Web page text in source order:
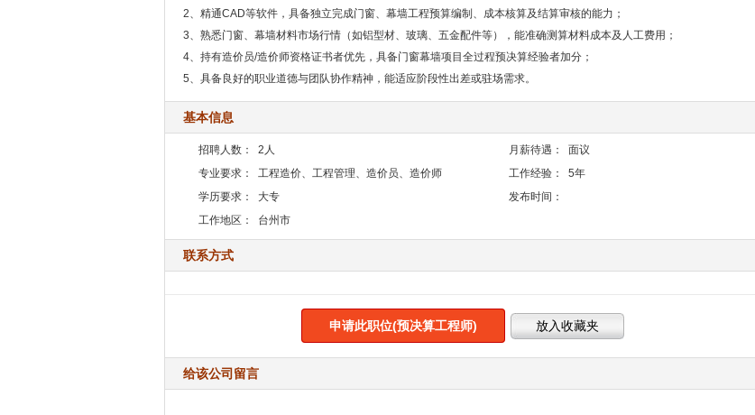
2、精通CAD等软件，具备独立完成门窗、幕墙工程预算编制、成本核算及结算审核的能力；
3、熟悉门窗、幕墙材料市场行情（如铝型材、玻璃、五金配件等），能准确测算材料成本及人工费用；
4、持有造价员/造价师资格证书者优先，具备门窗幕墙项目全过程预决算经验者加分；
5、具备良好的职业道德与团队协作精神，能适应阶段性出差或驻场需求。
基本信息
招聘人数： 2人 月薪待遇：
面议
专业要求：
工程造价、工程管理、造价员、造价师 工作经验：
5年
学历要求：
大专
发布时间：
工作地区：
台州市
联系方式
申请此职位(预决算工程师)
给该公司留言